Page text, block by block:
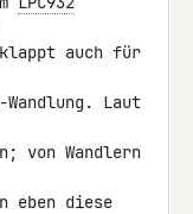
auch für
Laut
von Wandlern
eben diese